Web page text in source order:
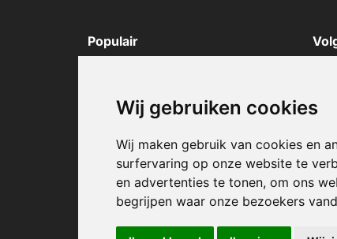
Wij gebruiken cookies
Wij maken gebruik van cookies en
surfervaring op onze website te
en advertenties te tonen, om ons
begrijpen waar onze bezoekers
Populair
New Balance sneakers
Puma sneakers
Converse sneakers